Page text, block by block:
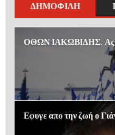
ΔΗΜΟΦΙΛΗ
ΟΘΩΝ ΙΑΚΩΒΙΔΗΣ. Ας
Εφυγε απο την ζωή ο